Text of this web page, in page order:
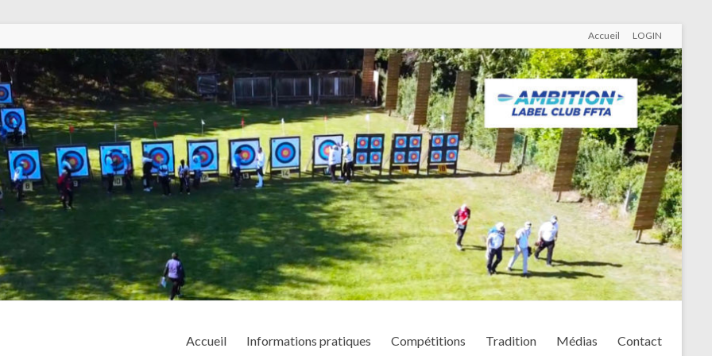
Accueil LOGIN
Accueil Informations pratiques Compétitions Tradition Médias Contact